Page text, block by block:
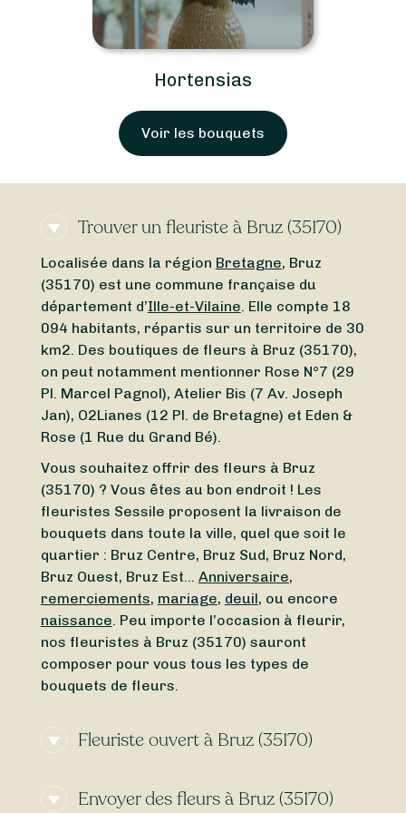
Hortensias
Voir les bouquets
Trouver un fleuriste à Bruz (35170)
Localisée dans la région Bretagne, Bruz
(35170) est une commune française du
département d’Ille-et-Vilaine. Elle compte 18
094 habitants, répartis sur un territoire de 30
km2. Des boutiques de fleurs à Bruz (35170),
on peut notamment mentionner Rose N°7 (29
Pl. Marcel Pagnol), Atelier Bis (7 Av. Joseph
Jan), O2Lianes (12 Pl. de Bretagne) et Eden &
Rose (1 Rue du Grand Bé).
Vous souhaitez offrir des fleurs à Bruz
(35170) ? Vous êtes au bon endroit ! Les
fleuristes Sessile proposent la livraison de
bouquets dans toute la ville, quel que soit le
quartier : Bruz Centre, Bruz Sud, Bruz Nord,
Bruz Ouest, Bruz Est… Anniversaire,
remerciements, mariage, deuil, ou encore
naissance. Peu importe l’occasion à fleurir,
nos fleuristes à Bruz (35170) sauront
composer pour vous tous les types de
bouquets de fleurs.
Fleuriste ouvert à Bruz (35170)
à Bruz (35170) ou unfleuriste ouvert en ce
Envoyer des fleurs à Bruz (35170)